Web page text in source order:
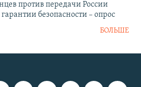
против передачи России
безопасности – опрос
БОЛЬШЕ